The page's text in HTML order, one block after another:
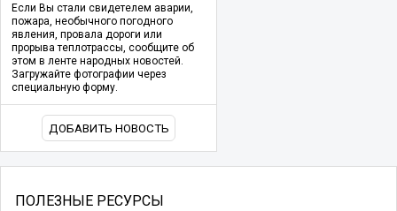
Если Вы стали свидетелем аварии,
пожара, необычного погодного
явления, провала дороги или
прорыва теплотрассы, сообщите об
этом в ленте народных новостей.
Загружайте фотографии через
специальную форму.
ДОБАВИТЬ НОВОСТЬ
ПОЛЕЗНЫЕ РЕСУРСЫ